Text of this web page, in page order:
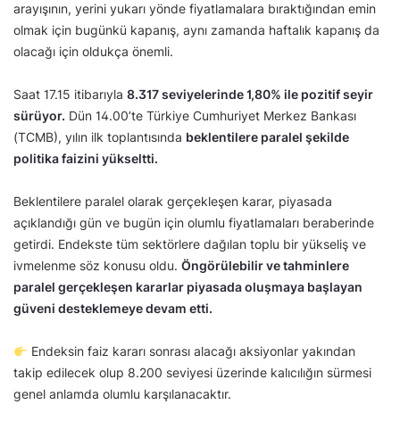
arayışının, yerini yukarı yönde fiyatlamalara bıraktığından emin
olmak için bugünkü kapanış, aynı zamanda haftalık kapanış da
olacağı için oldukça önemli.
Saat 17.15 itibarıyla 8.317 seviyelerinde 1,80% ile pozitif seyir
sürüyor. Dün 14.00’te Türkiye Cumhuriyet Merkez Bankası
(TCMB), yılın ilk toplantısında beklentilere paralel şekilde
politika faizini yükseltti.
Beklentilere paralel olarak gerçekleşen karar, piyasada
açıklandığı gün ve bugün için olumlu fiyatlamaları beraberinde
getirdi. Endekste tüm sektörlere dağılan toplu bir yükseliş ve
ivmelenme söz konusu oldu. Öngörülebilir ve tahminlere
paralel gerçekleşen kararlar piyasada oluşmaya başlayan
güveni desteklemeye devam etti.
Endeksin faiz kararı sonrası alacağı aksiyonlar yakından
takip edilecek olup 8.200 seviyesi üzerinde kalıcılığın sürmesi
genel anlamda olumlu karşılanacaktır.